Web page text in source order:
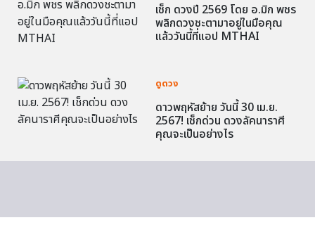
เช็ก ดวงปี 2569 โดย อ.มิก พชร
พลิกดวงชะตามาอยู่ในมือคุณ
แล้ววันนี้ที่แอป MTHAI
ดูดวง
ดาวพฤหัสย้าย วันนี้ 30 เม.ย.
2567! เช็กด่วน ดวงลัคนาราศี
คุณจะเป็นอย่างไร